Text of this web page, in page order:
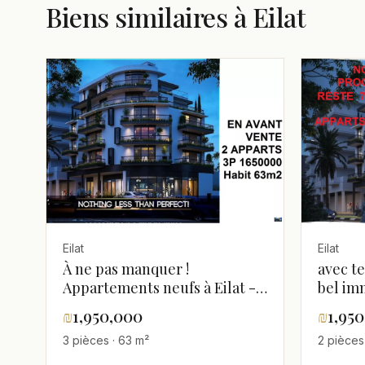
Biens similaires à Eilat
Eilat
À ne pas manquer !
Appartements neufs à Eilat -
₪1,950,000
3 pièces · 63 m²
Eilat
avec
bel
₪
2 pièces